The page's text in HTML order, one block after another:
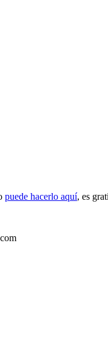
puede hacerlo aquí, es